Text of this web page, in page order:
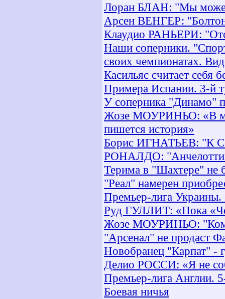
Лоран БЛАН: "Мы
Арсен ВЕНГЕР:
Клаудио РАНЬЕРИ:
Наши соперники.
своих чемпионатах.
Касильяс считает себя
Примера Испании. 3-й
У соперника "Динамо"
Жозе МОУРИНЬО: «В
пишется история»
Борис ИГНАТЬЕВ: "К
РОНАЛДО: "Анчелотти
Терима в "Шахтере" не
"Реал" намерен
Премьер-лига
Руд ГУЛЛИТ: «Пока
Жозе МОУРИНЬО:
"Арсенал" не продаст
Новобранец "Карпат" -
Делио РОССИ: «Я не
Премьер-лига Англии.
Боевая ничья